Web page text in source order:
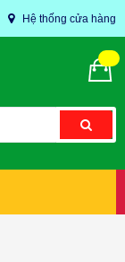
Hệ thống cửa hàng